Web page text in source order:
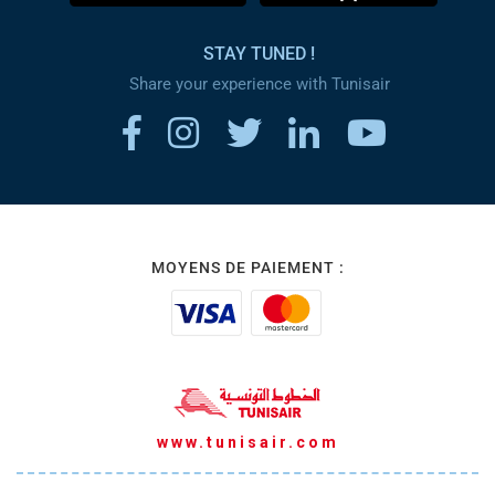
STAY TUNED !
Share your experience with Tunisair
MOYENS DE PAIEMENT :
www.tunisair.com